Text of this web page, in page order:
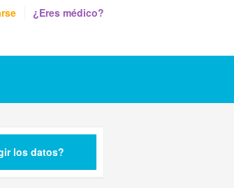
¿Eres médico?
los datos?